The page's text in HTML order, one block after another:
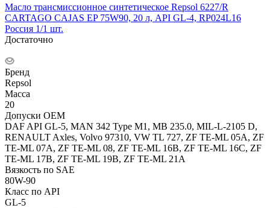
Масло трансмиссионное синтетическое Repsol 6227/R
CARTAGO CAJAS EP 75W90, 20 л, API GL-4, RP024L16
Россия 1/1 шт.
Достаточно
Бренд
Repsol
Масса
20
Допуски OEM
DAF API GL-5, MAN 342 Type M1, MB 235.0, MIL-L-2105 D,
RENAULT Axles, Volvo 97310, VW TL 727, ZF TE-ML 05A, ZF
TE-ML 07A, ZF TE-ML 08, ZF TE-ML 16B, ZF TE-ML 16C, ZF
TE-ML 17B, ZF TE-ML 19B, ZF TE-ML 21A
Вязкость по SAE
80W-90
Класс по API
GL-5